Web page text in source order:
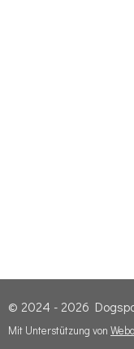
© 2024 - 2026
Mit Unterstützung von